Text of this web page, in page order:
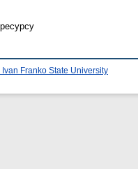
Ivan Franko State University